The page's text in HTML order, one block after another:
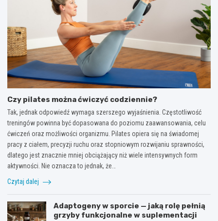
Czy pilates można ćwiczyć codziennie?
Tak, jednak odpowiedź wymaga szerszego wyjaśnienia. Częstotliwość
treningów powinna być dopasowana do poziomu zaawansowania, celu
ćwiczeń oraz możliwości organizmu. Pilates opiera się na świadomej
pracy z ciałem, precyzji ruchu oraz stopniowym rozwijaniu sprawności,
dlatego jest znacznie mniej obciążający niż wiele intensywnych form
aktywności. Nie oznacza to jednak, że…
Czytaj dalej
Adaptogeny w sporcie — jaką rolę pełnią
grzyby funkcjonalne w suplementacji